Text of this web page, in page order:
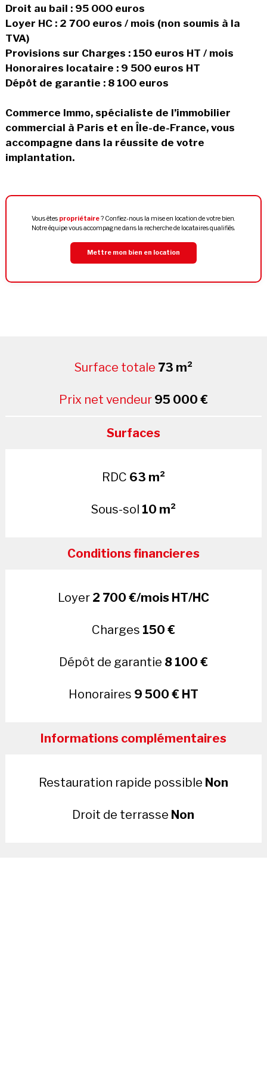
Droit au bail : 95 000 euros
Loyer HC : 2 700 euros / mois (non soumis à la
TVA)
Provisions sur Charges : 150 euros HT / mois
Honoraires locataire : 9 500 euros HT
Dépôt de garantie : 8 100 euros
Commerce Immo, spécialiste de l’immobilier
commercial à Paris et en Île-de-France, vous
accompagne dans la réussite de votre
implantation.
Vous êtes propriétaire? Confiez-nous la mise en location de votre bien.
Notre équipe vous accompagne dans la recherche de locataires qualifiés.
Mettre mon bien en location
Surface totale 73 m²
Prix net vendeur 95 000 €
Surfaces
RDC 63 m²
Sous-sol 10 m²
Conditions financieres
Loyer 2 700 €/mois HT/HC
Charges 150 €
Dépôt de garantie 8 100 €
Honoraires 9 500 € HT
Informations complémentaires
Restauration rapide possible Non
Droit de terrasse Non